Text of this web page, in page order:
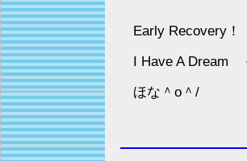
Early Recovery
I Have A Dream
ほな＾o＾/